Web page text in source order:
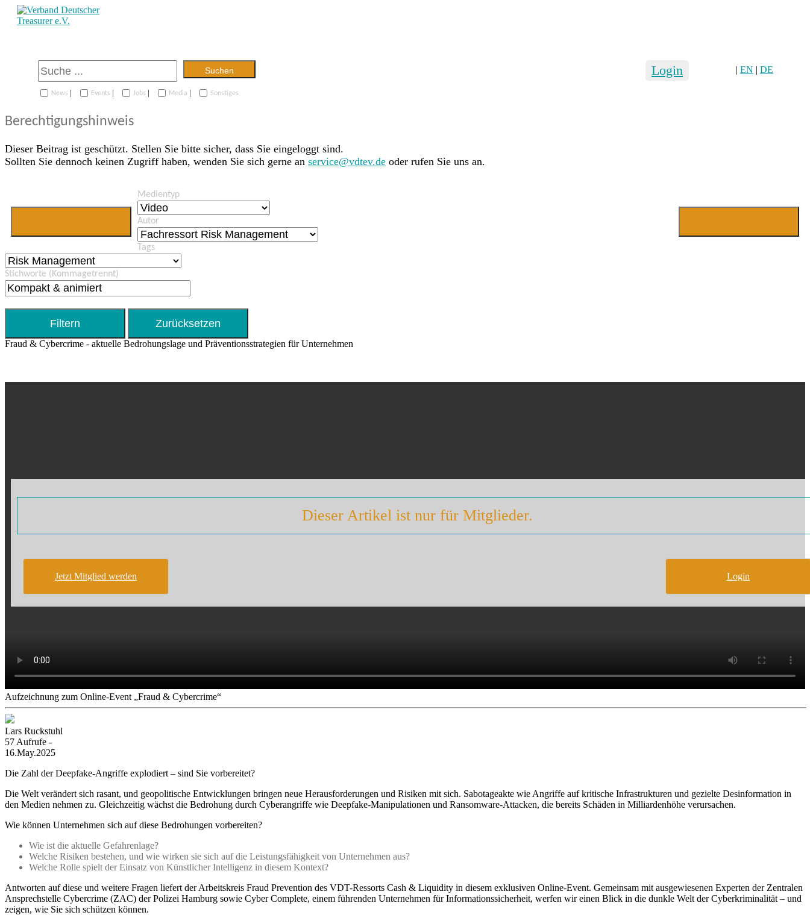
| EN | DE
Login
Suchen
News | Events | Jobs | Media | Sonstiges
Berechtigungshinweis
Dieser Beitrag ist geschützt. Stellen Sie bitte sicher, dass Sie eingeloggt sind.
Sollten Sie dennoch keinen Zugriff haben, wenden Sie sich gerne an service@vdtev.de oder rufen Sie uns an.
Medientyp
Autor
Tags
Stichworte (Kommagetrennt)
Fraud & Cybercrime - aktuelle Bedrohungslage und Präventionsstrategien für Unternehmen
Dieser Artikel ist nur für Mitglieder.
Jetzt Mitglied werden Login
Aufzeichnung zum Online-Event „Fraud & Cybercrime“
Lars Ruckstuhl
57 Aufrufe -
16.May.2025
Die Zahl der Deepfake-Angriffe explodiert – sind Sie vorbereitet?
Die Welt verändert sich rasant, und geopolitische Entwicklungen bringen neue Herausforderungen und Risiken mit sich. Sabotageakte wie Angriffe auf kritische Infrastrukturen und gezielte Desinformation in
den Medien nehmen zu. Gleichzeitig wächst die Bedrohung durch Cyberangriffe wie Deepfake-Manipulationen und Ransomware-Attacken, die bereits Schäden in Milliardenhöhe verursachen.
Wie können Unternehmen sich auf diese Bedrohungen vorbereiten?
Wie ist die aktuelle Gefahrenlage?
Welche Risiken bestehen, und wie wirken sie sich auf die Leistungsfähigkeit von Unternehmen aus?
Welche Rolle spielt der Einsatz von Künstlicher Intelligenz in diesem Kontext?
Antworten auf diese und weitere Fragen liefert der Arbeitskreis Fraud Prevention des VDT-Ressorts Cash & Liquidity in diesem exklusiven Online-Event. Gemeinsam mit ausgewiesenen Experten der Zentralen
Ansprechstelle Cybercrime (ZAC) der Polizei Hamburg sowie Cyber Complete, einem führenden Unternehmen für Informationssicherheit, werfen wir einen Blick in die dunkle Welt der Cyberkriminalität – und
zeigen, wie Sie sich schützen können.